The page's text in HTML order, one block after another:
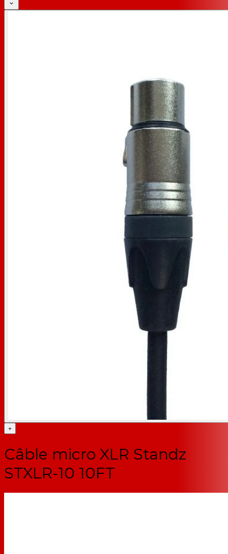
+
Câble micro XLR Standz
STXLR-10 10FT